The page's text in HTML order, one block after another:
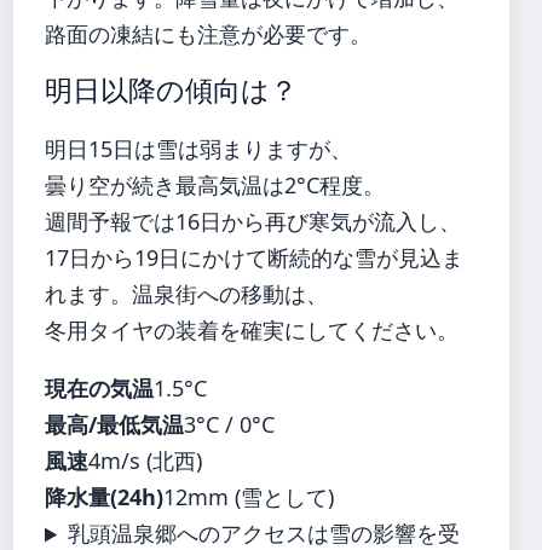
路面の凍結にも注意が必要です。
明日以降の傾向は？
明日15日は雪は弱まりますが、
曇り空が続き最高気温は2°C程度。
週間予報では16日から再び寒気が流入し、
17日から19日にかけて断続的な雪が見込ま
れます。温泉街への移動は、
冬用タイヤの装着を確実にしてください。
現在の気温1.5°C
最高/最低気温3°C / 0°C
風速4m/s (北西)
降水量(24h)12mm (雪として)
乳頭温泉郷へのアクセスは雪の影響を受